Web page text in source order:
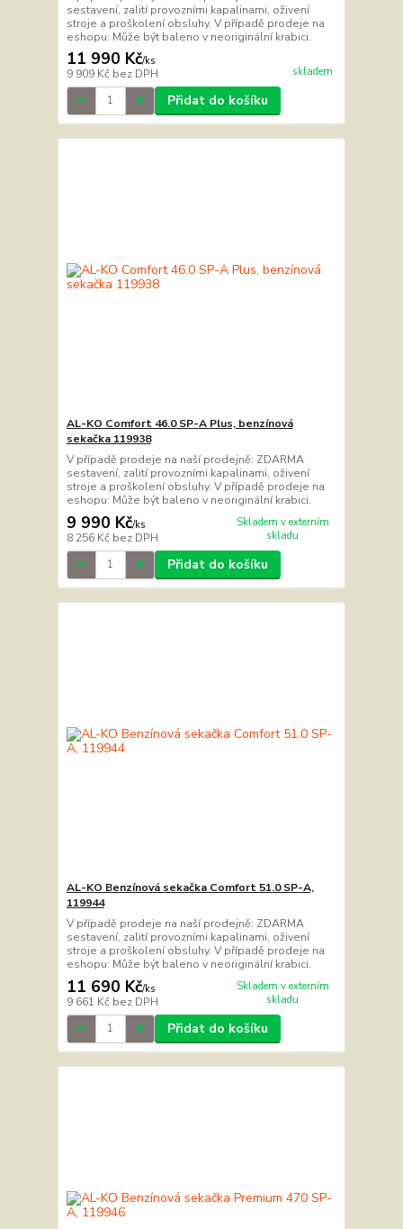
sestavení, zalití provozními kapalinami, oživení
stroje a proškolení obsluhy. V případě prodeje na
eshopu: Může být baleno v neoriginální krabici.
11 990 Kč/ks
9 909 Kč bez DPH skladem
Přidat do košíku
AL-KO Comfort 46.0 SP-A Plus, benzínová
sekačka 119938
V případě prodeje na naší prodejně: ZDARMA
sestavení, zalití provozními kapalinami, oživení
stroje a proškolení obsluhy. V případě prodeje na
eshopu: Může být baleno v neoriginální krabici.
9 990 Kč/ks
8 256 Kč bez DPH
Skladem v externím
skladu
Přidat do košíku
AL-KO Benzínová sekačka Comfort 51.0 SP-A,
119944
V případě prodeje na naší prodejně: ZDARMA
sestavení, zalití provozními kapalinami, oživení
stroje a proškolení obsluhy. V případě prodeje na
eshopu: Může být baleno v neoriginální krabici.
11 690 Kč/ks
9 661 Kč bez DPH
Skladem v externím
skladu
Přidat do košíku